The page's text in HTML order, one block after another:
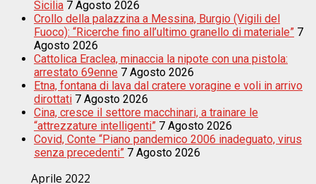
Sicilia 7 Agosto 2026
Crollo della palazzina a Messina, Burgio (Vigili del
Fuoco): “Ricerche fino all’ultimo granello di materiale” 7
Agosto 2026
Cattolica Eraclea, minaccia la nipote con una pistola:
arrestato 69enne 7 Agosto 2026
Etna, fontana di lava dal cratere voragine e voli in arrivo
dirottati 7 Agosto 2026
Cina, cresce il settore macchinari, a trainare le
“attrezzature intelligenti” 7 Agosto 2026
Covid, Conte “Piano pandemico 2006 inadeguato, virus
senza precedenti” 7 Agosto 2026
Aprile 2022